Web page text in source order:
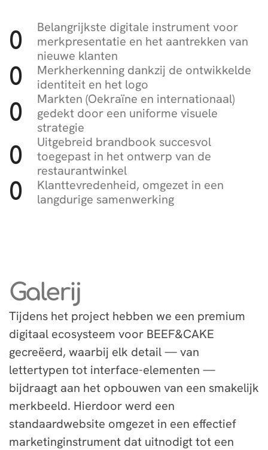
0
Belangrijkste digitale instrument voor
merkpresentatie en het aantrekken van
nieuwe klanten
0
Merkherkenning dankzij de ontwikkelde
identiteit en het logo
0
Markten (Oekraïne en internationaal)
gedekt door een uniforme visuele
strategie
0
Uitgebreid brandbook succesvol
toegepast in het ontwerp van de
restaurantwinkel
0
Klanttevredenheid, omgezet in een
langdurige samenwerking
Galerij
Tijdens het project hebben we een premium
digitaal ecosysteem voor BEEF&CAKE
gecreëerd, waarbij elk detail — van
lettertypen tot interface-elementen —
bijdraagt aan het opbouwen van een smakelijk
merkbeeld. Hierdoor werd een
standaardwebsite omgezet in een effectief
marketinginstrument dat uitnodigt tot een